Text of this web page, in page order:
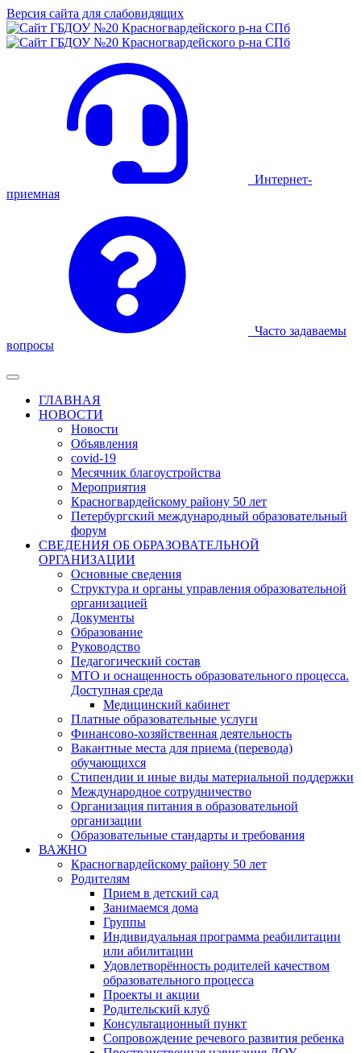
Версия сайта для слабовидящих
Интернет-
приемная
Часто задаваемы
вопросы
ГЛАВНАЯ
НОВОСТИ
Новости
Объявления
covid-19
Месячник благоустройства
Мероприятия
Красногвардейскому району 50 лет
Петербургский международный образовательный
форум
СВЕДЕНИЯ ОБ ОБРАЗОВАТЕЛЬНОЙ
ОРГАНИЗАЦИИ
Основные сведения
Структура и органы управления образовательной
организацией
Документы
Образование
Руководство
Педагогический состав
МТО и оснащенность образовательного процесса.
Доступная среда
Медицинский кабинет
Платные образовательные услуги
Финансово-хозяйственная деятельность
Вакантные места для приема (перевода)
обучающихся
Стипендии и иные виды материальной поддержки
Международное сотрудничество
Организация питания в образовательной
организации
Образовательные стандарты и требования
ВАЖНО
Красногвардейскому району 50 лет
Родителям
Прием в детский сад
Занимаемся дома
Группы
Индивидуальная программа реабилитации
или абилитации
Удовлетворённость родителей качеством
образовательного процесса
Проекты и акции
Родительский клуб
Консультационный пункт
Сопровождение речевого развития ребенка